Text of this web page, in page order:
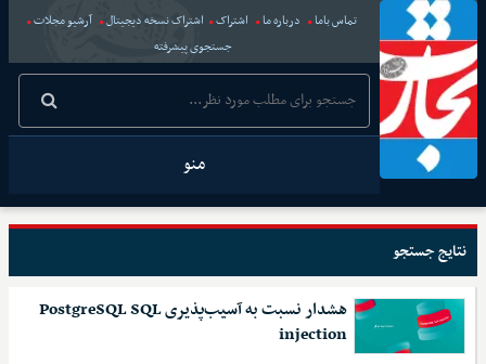
تماس باما درباره ما اشتراک اشتراک نسخه دیجیتال
آرشیو مجلات
جستجوی پیشرفته
منو
نتایج جستجو
هشدار نسبت به آسیب‌پذیری PostgreSQL SQL
injection